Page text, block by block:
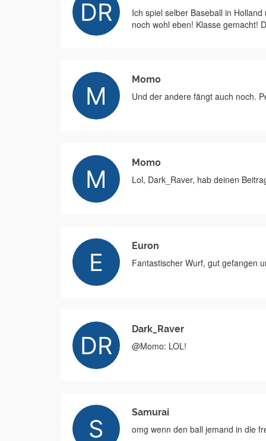
Ich spiel selber Baseball in
noch wohl eben! Klasse gemacht!
Momo
Und der andere fängt auch noch.
Momo
Lol, Dark_Raver, hab deinen
Euron
Fantastischer Wurf, gut gefangen
Dark_Raver
@Momo: LOL!
Samurai
omg wenn den ball jemand in die